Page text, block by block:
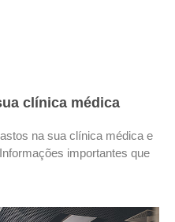
clínica médica
na sua clínica médica e
importantes que